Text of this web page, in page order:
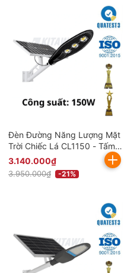
Đèn Đường Năng Lượng Mặt
Trời Chiếc Lá CL1150 - Tấm
Pin Mono
3.140.000₫
3.950.000₫ -21%